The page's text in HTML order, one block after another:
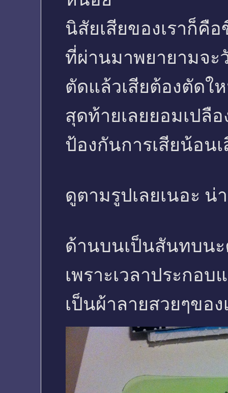
นิสัยเสียของเราก็คื
ที่ผ่านมาพยายามจะ
ตัดแล้วเสียต้องตัดใ
สุดท้ายเลยยอมเปลื
ป้องกันการเสียน้อน
ดูตามรูปเลยเนอะ น่
ด้านบนเป็นสันทบน
เพราะเวลาประกอ
เป็นผ้าลายสวยๆของ